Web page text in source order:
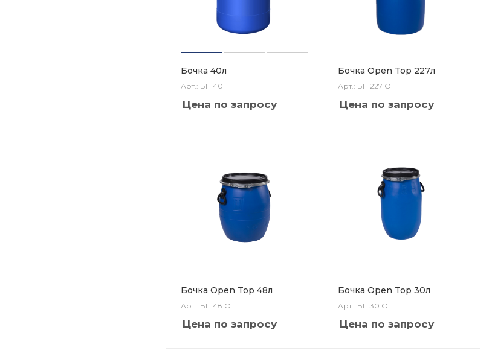
Бочка 40л
Арт.: БП 40
Цена по запросу
Бочка Open Top 227л
Арт.: БП 227 ОТ
Цена по запросу
Бочка Open Top 48л
Арт.: БП 48 ОТ
Цена по запросу
Бочка Open Top 30л
Арт.: БП 30 ОТ
Цена по запросу